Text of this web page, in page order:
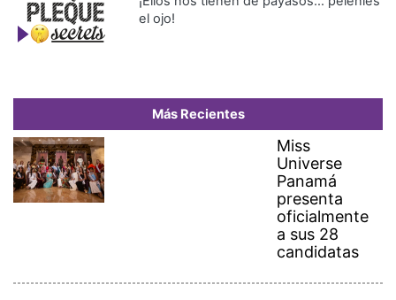
el ojo!
Más Recientes
Miss
Universe
Panamá
presenta
oficialmente
a sus 28
candidatas